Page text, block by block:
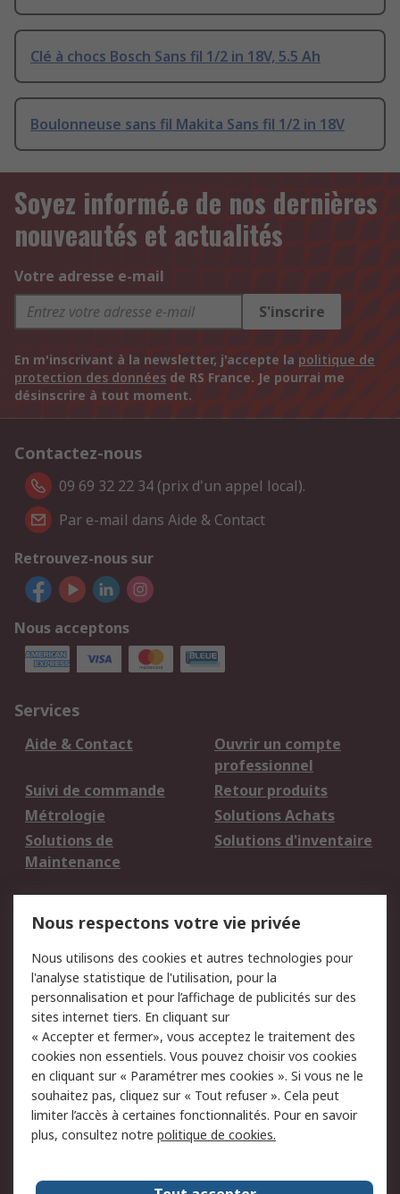
Clé à chocs Bosch Sans fil 1/2 in 18V, 5.5 Ah
Boulonneuse sans fil Makita Sans fil 1/2 in 18V
Soyez informé.e de nos dernières
nouveautés et actualités
Votre adresse e-mail
S'inscrire
En m'inscrivant à la newsletter, j'accepte la politique de
protection des données de RS France. Je pourrai me
désinscrire à tout moment.
Contactez-nous
09 69 32 22 34 (prix d'un appel local).
Par e-mail dans Aide & Contact
Retrouvez-nous sur
Nous acceptons
Services
Aide & Contact
Ouvrir un compte
professionnel
Suivi de commande
Retour produits
Métrologie
Solutions Achats
Solutions de
Maintenance
Solutions d'inventaire
du site
Politique de protection
des données - Mise à
jour
Sécurité des E-mails
Conditions générales
de vente
Politique anti-
corruption
Campagnes marketing
A propos de RS
A propos de RS France Evénements
Nous respectons votre vie privée
Nous utilisons des cookies et autres technologies pour
l'analyse statistique de l'utilisation, pour la
personnalisation et pour l’affichage de publicités sur des
sites internet tiers. En cliquant sur
« Accepter et fermer», vous acceptez le traitement des
cookies non essentiels. Vous pouvez choisir vos cookies
en cliquant sur « Paramétrer mes cookies ». Si vous ne le
souhaitez pas, cliquez sur « Tout refuser ». Cela peut
limiter l’accès à certaines fonctionnalités. Pour en savoir
plus, consultez notre politique de cookies.